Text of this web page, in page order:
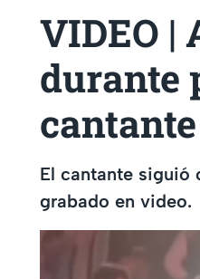
VIDEO |
durante
cantante
El cantante siguió
grabado en video.